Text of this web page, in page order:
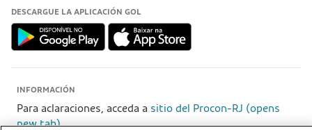
DESCARGUE LA APLICACIÓN GOL
INFORMACIÓN
Para aclaraciones, acceda a sitio del Procon-RJ (opens
new tab)